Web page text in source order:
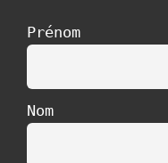
Prénom
Nom